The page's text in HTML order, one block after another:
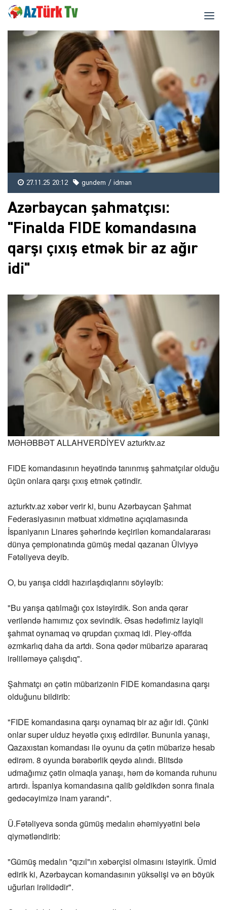
27.11.25 20:12 gundem / idman
Azərbaycan şahmatçısı:
"Finalda FIDE komandasına
qarşı çıxış etmək bir az ağır
idi"
MƏHƏBBƏT ALLAHVERDİYEVazturktv.az
FIDE komandasının heyətində tanınmış şahmatçılar olduğu
üçün onlara qarşı çıxış etmək çətindir.
azturktv.azxəbər verir ki, bunu Azərbaycan Şahmat
Federasiyasının mətbuat xidmətinə açıqlamasında
İspaniyanın Linares şəhərində keçirilən komandalararası
dünya çempionatında gümüş medal qazanan Ülviyyə
Fətəliyeva deyib.
O, bu yarışa ciddi hazırlaşdıqlarını söyləyib:
"Bu yarışa qatılmağı çox istəyirdik. Son anda qərar
veriləndə hamımız çox sevindik. Əsas hədəfimiz layiqli
şahmat oynamaq və qrupdan çıxmaq idi. Pley-offda
əzmkarlıq daha da artdı. Sona qədər mübarizə apararaq
irəliləməyə çalışdıq".
Şahmatçı ən çətin mübarizənin FIDE komandasına qarşı
olduğunu bildirib:
"FIDE komandasına qarşı oynamaq bir az ağır idi. Çünki
onlar super ulduz heyətlə çıxış edirdilər. Bununla yanaşı,
Qazaxıstan komandası ilə oyunu da çətin mübarizə hesab
edirəm. 8 oyunda bərabərlik qeydə alındı. Blitsdə
udmağımız çətin olmaqla yanaşı, həm də komanda ruhunu
artırdı. İspaniya komandasına qalib gəldikdən sonra finala
gedəcəyimizə inam yarandı".
Ü.Fətəliyeva sonda gümüş medalın əhəmiyyətini belə
qiymətləndirib:
"Gümüş medalın "qızıl"ın xəbərçisi olmasını istəyirik. Ümid
edirik ki, Azərbaycan komandasının yüksəlişi və ən böyük
uğurları irəlidədir".